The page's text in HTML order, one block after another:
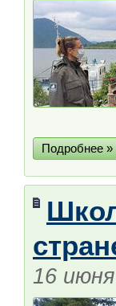
Подробнее »
16